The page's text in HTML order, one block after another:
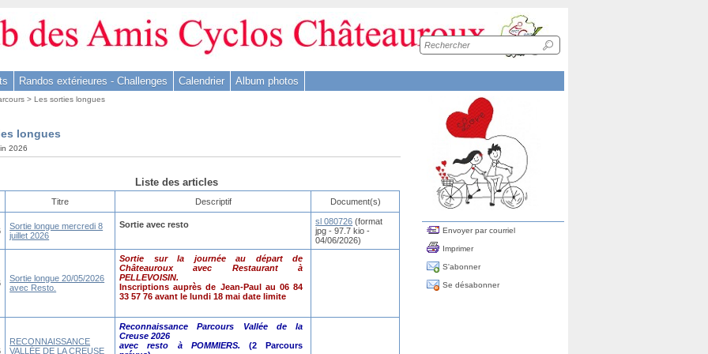
Recherche
sur
site
Randos extérieures - Challenges Calendrier Album photos
> Les sorties longues
longues
2026
Liste des articles
Titre Descriptif Document(s)
Sortie longue mercredi 8
juillet 2026
Sortie avec resto sl 080726 (format
jpg - 97.7 kio -
04/06/2026)
Sortie longue 20/05/2026
avec Resto.
Sortie sur la journée au départ de
Châteauroux avec Restaurant à
PELLEVOISIN.
Inscriptions auprès de Jean-Paul au 06 84
33 57 76 avant le lundi 18 mai date limite
RECONNAISSANCE
VALLÉE DE LA CREUSE
Reconnaissance Parcours Vallée de la
Creuse 2026
avec resto à POMMIERS.
(2 Parcours
Envoyer par courriel
Imprimer
S'abonner
Se désabonner